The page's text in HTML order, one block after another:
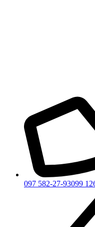
097 582-27-93099